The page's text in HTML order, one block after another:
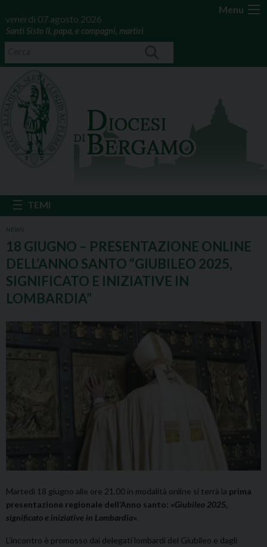
Menu
venerdì 07 agosto 2026
Santi Sisto II, papa, e compagni, martiri
NEWS
18 GIUGNO – PRESENTAZIONE ONLINE
DELL’ANNO SANTO “GIUBILEO 2025,
SIGNIFICATO E INIZIATIVE IN
LOMBARDIA”
Martedì 18 giugno alle ore 21.00 in modalità online si terrà la prima
presentazione regionale dell’Anno santo: «Giubileo 2025,
significato e iniziative in Lombardia».
L’incontro è promosso dai delegati lombardi del Giubileo e dagli